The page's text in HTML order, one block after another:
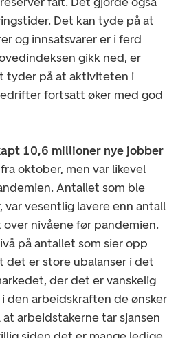
Det kan tyde på at
og innsatsvarer er i ferd
gikk ned, er
tyder på at aktiviteten i
fortsatt øker med god
10,6 millioner nye jobber
oktober, men var likevel
Antallet som ble
var vesentlig lavere enn antall
nivåene før pandemien.
på antallet som sier opp
det er store ubalanser i det
der det er vanskelig
den arbeidskraften de ønsker
arbeidstakerne tar sjansen